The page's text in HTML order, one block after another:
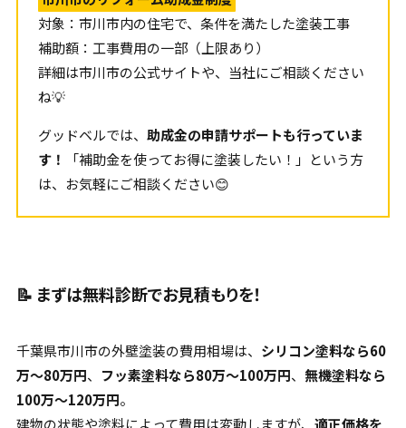
対象：市川市内の住宅で、条件を満たした塗装工事
補助額：工事費用の一部（上限あり）
詳細は市川市の公式サイトや、当社にご相談ください
ね💡
グッドベルでは、助成金の申請サポートも行っていま
す！
「補助金を使ってお得に塗装したい！」という方
は、お気軽にご相談ください😊
📝 まずは無料診断でお見積もりを！
千葉県市川市の外壁塗装の費用相場は、 シリコン塗料なら60
万〜80万円、 フッ素塗料なら80万〜100万円、 無機塗料なら
100万〜120万円。